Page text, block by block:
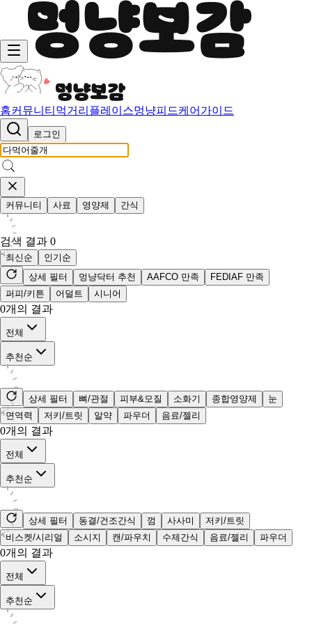
홈커뮤니티 먹거리 플레이스멍냥피드케어가이드
로그인
커뮤니티 사료 영양제 간식
검색 결과 0
최신순
인기순
상세 필터
멍냥닥터 추천 AAFCO 만족
FEDIAF 만족
퍼피/키튼
어덜트 시니어
0개의 결과
전체
추천순
상세 필터 뼈/관절 피부&모질 소화기 종합영양제
눈
면역력
저키/트릿 알약 파우더 음료/젤리
0개의 결과
전체
추천순
상세 필터 동결/건조간식 껌 사사미
저키/트릿
비스켓/시리얼
소시지 캔/파우치 수제간식 음료/젤리 파우더
0개의 결과
전체
추천순